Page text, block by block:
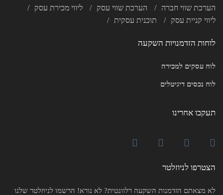
הערכת שווי חברה
הערכת שווי עסק
ליווי מכירת עסק
ליווי קניית עסק
תוכנית עסקית
לוחות הזדמנויות השקעה
לוח עסקים למכירה
לוח נכסים דיגיטלים
תעקבו אחרינו
הצטרפו לניוזלטר
לא מצאתם הזדמנות השקעה רלוונטית? לא נורא! הרשמו לניוזלטר שלנו